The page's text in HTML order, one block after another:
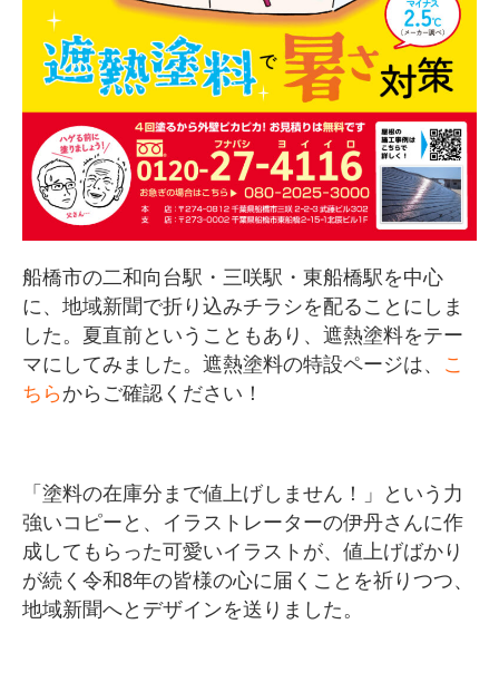
船橋市の二和向台駅・三咲駅・東船橋駅を中心
に、地域新聞で折り込みチラシを配ることにしま
した。夏直前ということもあり、遮熱塗料をテー
マにしてみました。遮熱塗料の特設ページは、 こ
ちらからご確認ください！
「塗料の在庫分まで値上げしません！」という力
強いコピーと、イラストレーターの伊丹さんに作
成してもらった可愛いイラストが、値上げばかり
が続く令和8年の皆様の心に届くことを祈りつつ、
地域新聞へとデザインを送りました。